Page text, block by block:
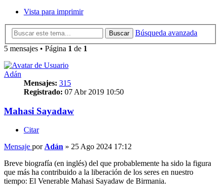
Vista para imprimir
Buscar
Búsqueda avanzada
5 mensajes • Página 1 de 1
Adán
Mensajes: 315
Registrado: 07 Abr 2019 10:50
Mahasi Sayadaw
Citar
Mensaje por Adán » 25 Ago 2024 17:12
Breve biografía (en inglés) del que probablemente ha sido la figura
que más ha contribuido a la liberación de los seres en nuestro
tiempo: El Venerable Mahasi Sayadaw de Birmania.